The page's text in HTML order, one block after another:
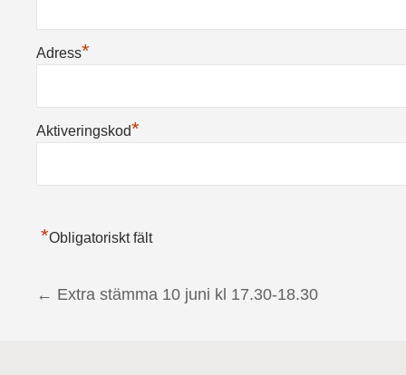
Adress*
Aktiveringskod*
*Obligatoriskt fält
← Extra stämma 10 juni kl 17.30-18.30